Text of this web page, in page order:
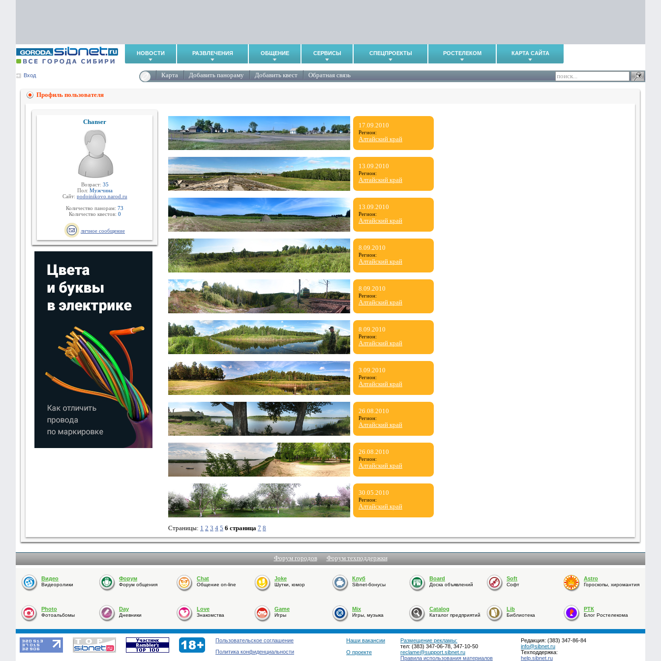
НОВОСТИ РАЗВЛЕЧЕНИЯ ОБЩЕНИЕ СЕРВИСЫ СПЕЦПРОЕКТЫ РОСТЕЛЕКОМ КАРТА САЙТА
Вход Карта Добавить панораму Добавить квест Обратная связь
Профиль пользователя
Chanser
Возраст: 35
Пол: Мужчина
Сайт: podoinikovo.narod.ru
Количество панорам: 73
Количество квестов: 0
личное сообщение
17.09.2010
Регион:
Алтайский край
13.09.2010
Регион:
Алтайский край
13.09.2010
Регион:
Алтайский край
8.09.2010
Регион:
Алтайский край
8.09.2010
Регион:
Алтайский край
8.09.2010
Регион:
Алтайский край
3.09.2010
Регион:
Алтайский край
26.08.2010
Регион:
Алтайский край
26.08.2010
Регион:
Алтайский край
30.05.2010
Регион:
Алтайский край
Страницы: 1 2 3 4 5 6 страница 7 8
Форум городов Форум техподдержки
Видео
Видеоролики
Форум
Форум общения
Chat
Общение on-line
Joke
Шутки, юмор
Клуб
Sibnet-бонусы
Board
Доска объявлений
Soft
Софт
Astro
Гороскопы, хиромантия
Photo
Фотоальбомы
Day
Дневники
Love
Знакомства
Game
Игры
Mix
Игры, музыка
Catalog
Каталог предприятий
Lib
Библиотека
РТК
Блог Ростелекома
Редакция: (383) 347-86-84
info@sibnet.ru
Техподдержка:
help.sibnet.ru
Размещение рекламы:
тел: (383) 347-06-78, 347-10-50
reclame@support.sibnet.ru
Правила использования материалов
Наши вакансии
О проекте
Пользовательское соглашение
Политика конфиденциальности